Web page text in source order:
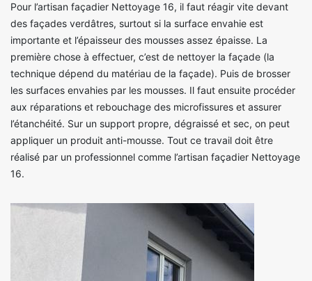
Pour l’artisan façadier Nettoyage 16, il faut réagir vite devant
des façades verdâtres, surtout si la surface envahie est
importante et l’épaisseur des mousses assez épaisse. La
première chose à effectuer, c’est de nettoyer la façade (la
technique dépend du matériau de la façade). Puis de brosser
les surfaces envahies par les mousses. Il faut ensuite procéder
aux réparations et rebouchage des microfissures et assurer
l’étanchéité. Sur un support propre, dégraissé et sec, on peut
appliquer un produit anti-mousse. Tout ce travail doit être
réalisé par un professionnel comme l’artisan façadier Nettoyage
16.